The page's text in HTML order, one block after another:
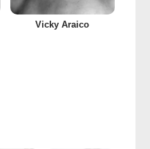
Vicky Araico